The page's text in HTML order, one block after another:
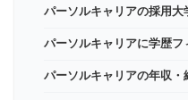
パーソルキャリアの採用大
パーソルキャリアに学歴フ
パーソルキャリアの年収・